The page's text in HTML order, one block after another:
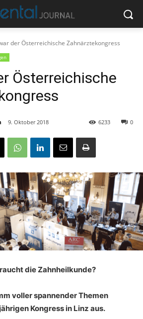
der Österreichische Zahnärztekongress
Österreichische
9. Oktober 2018 0
6233
die Zahnheilkunde?
voller spannender Themen
Kongress in Linz aus.